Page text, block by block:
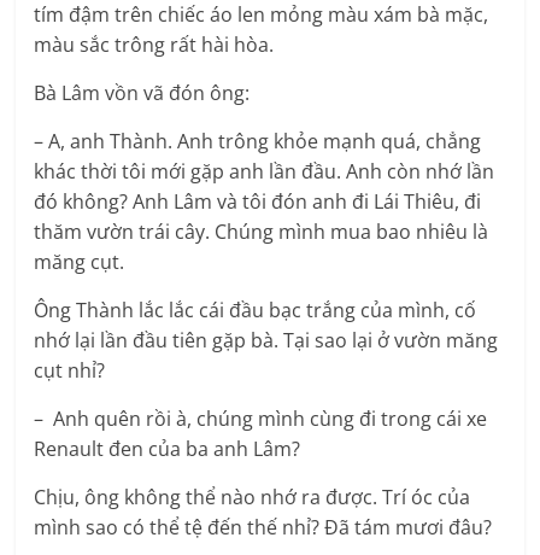
tím đậm trên chiếc áo len mỏng màu xám bà mặc,
màu sắc trông rất hài hòa.
Bà Lâm vồn vã đón ông:
– A, anh Thành. Anh trông khỏe mạnh quá, chẳng
khác thời tôi mới gặp anh lần đầu. Anh còn nhớ lần
đó không? Anh Lâm và tôi đón anh đi Lái Thiêu, đi
thăm vườn trái cây. Chúng mình mua bao nhiêu là
măng cụt.
Ông Thành lắc lắc cái đầu bạc trắng của mình, cố
nhớ lại lần đầu tiên gặp bà. Tại sao lại ở vườn măng
cụt nhỉ?
– Anh quên rồi à, chúng mình cùng đi trong cái xe
Renault đen của ba anh Lâm?
Chịu, ông không thể nào nhớ ra được. Trí óc của
mình sao có thể tệ đến thế nhỉ? Đã tám mươi đâu?